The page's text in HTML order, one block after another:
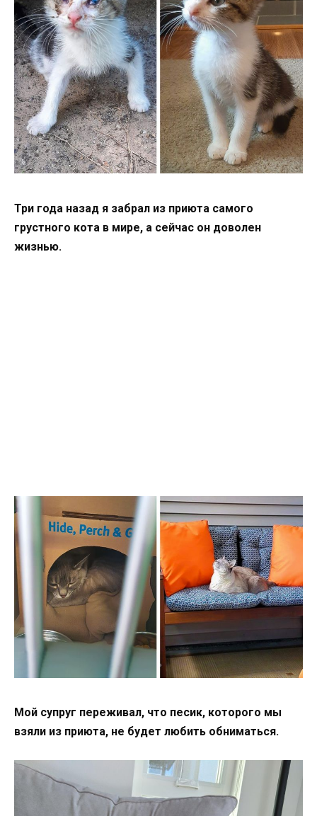
Три года назад я забрал из приюта самого
грустного кота в мире, а сейчас он доволен
жизнью.
Мой супруг переживал, что песик, которого мы
взяли из приюта, не будет любить обниматься.